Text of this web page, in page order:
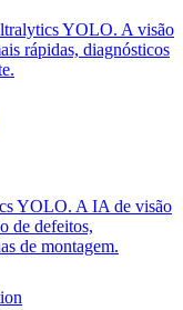
YOLO. A visão
rápidas, diagnósticos
YOLO. A IA de visão
de defeitos,
de montagem.